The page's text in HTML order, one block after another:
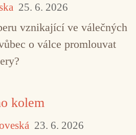
25. 6. 2026
vznikající ve válečných
o válce promlouvat
kolem
23. 6. 2026